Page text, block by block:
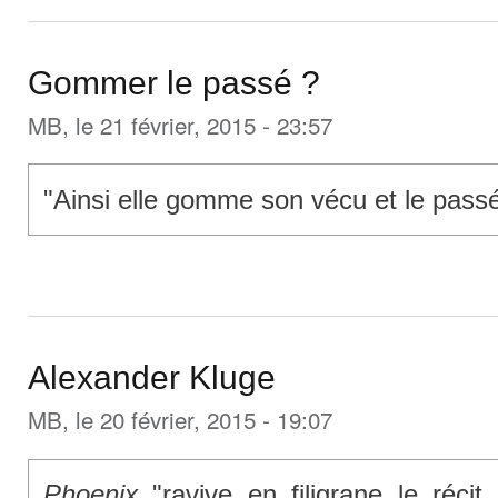
Gommer le passé ?
MB, le 21 février, 2015 - 23:57
"Ainsi elle gomme son vécu et le
Alexander Kluge
MB, le 20 février, 2015 - 19:07